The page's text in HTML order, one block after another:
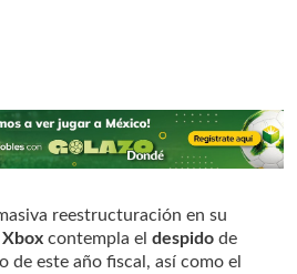
reestructuración en su
Xbox contempla el despido de
de este año fiscal, así como el